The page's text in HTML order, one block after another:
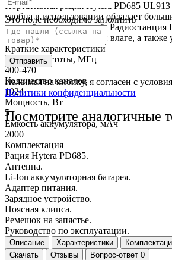
Это поле необходимо заполнить
Отправить
Нажимая на кнопку, я согласен с
Политики конфиденциальности
Посмотрите аналогичные
Портативная рация Hytera PD685
удобна в использовании обладает
разнообразных функций. Радиостанция
UHF устойчива к пыли и влаге, а также
Краткие характеристики
Рабочие частоты, МГц
400-470
Количество каналов
1024
Мощность, Вт
5
Емкость аккумулятора, мАч
2000
Комплектация
Рация Hytera PD685.
Антенна.
Li-Ion аккумуляторная батарея.
Адаптер питания.
Зарядное устройство.
Поясная клипса.
Ремешок на запястье.
Руководство по эксплуатации.
Описание Характеристики
Скачать
Отзывы Вопрос-ответ 0